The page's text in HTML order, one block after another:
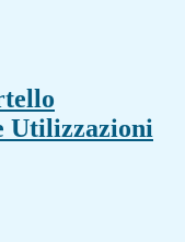
Utilizzazioni